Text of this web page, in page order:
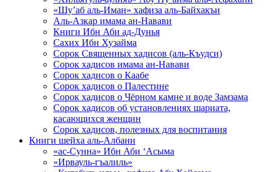
«Шу’аб аль-Иман» хафиза аль-Байхакъи
Аль-Азкар имама ан-Навави
Книги Ибн Аби ад-Дунья
Сахих Ибн Хузайма
Сорок Священных хадисов (аль-Къудси)
Сорок хадисов имама ан-Навави
Сорок хадисов о Каабе
Сорок хадисов о Палестине
Сорок хадисов о Чёрном камне и воде Замзама
Сорок хадисов об установлениях шариата,
касающихся женщин
Сорок хадисов, полезных для воспитания
Книги шейха аль-Албани
«ас-Сунна» Ибн Аби ‘Асыма
«Ирвауль-гъалиль»